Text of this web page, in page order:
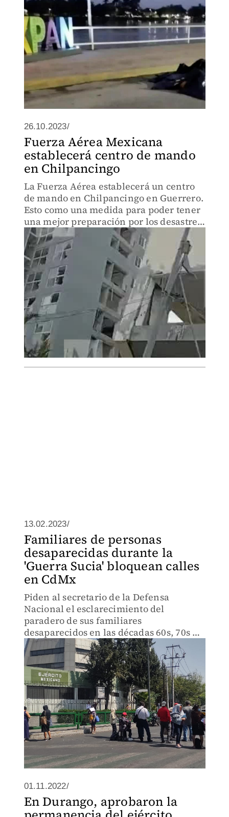
26.10.2023/
Fuerza Aérea Mexicana
establecerá centro de mando
en Chilpancingo
La Fuerza Aérea establecerá un centro
de mando en Chilpancingo en Guerrero.
Esto como una medida para poder tener
una mejor preparación por los desastres
que ha dejado el huracán Otis y para
poder ayudar de manera más rápida a la
población.
13.02.2023/
Familiares de personas
desaparecidas durante la
'Guerra Sucia' bloquean calles
en CdMx
Piden al secretario de la Defensa
Nacional el esclarecimiento del
paradero de sus familiares
desaparecidos en las décadas 60s, 70s y
80s.
01.11.2022/
En Durango, aprobaron la